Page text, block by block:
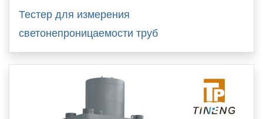
Тестер для измерения
светонепроницаемости труб